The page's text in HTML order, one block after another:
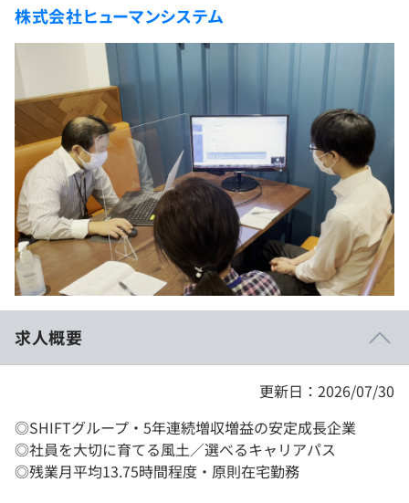
新卒エージェント
イベント・セミナー
インタビュー
就活成功ガイド
リファレンス
プラン
個人向けプラン
法人向けプラン
契約内容・クーポン
再チャレンジ結果一覧
Tech Team Journal
paiza times
note
株式会社ヒューマンシステム
求人概要
更新日：2026/07/30
◎SHIFTグループ・5年連続増収増益の安定成長企業
◎社員を大切に育てる風土／選べるキャリアパス
◎残業月平均13.75時間程度・原則在宅勤務